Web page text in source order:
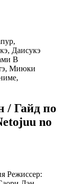
Даисукэ
В
Миюки
/ Гайд по
no
Режиссер: